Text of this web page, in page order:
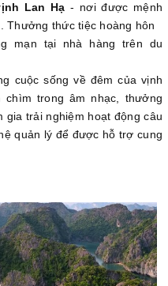
Lan Hạ - nơi được mệnh
Thưởng thức tiệc hoàng hôn
mạn tại nhà hàng trên du
cuộc sống về đêm của vịnh
trong âm nhạc, thưởng
trải nghiệm hoạt động câu
quản lý để được hỗ trợ cung